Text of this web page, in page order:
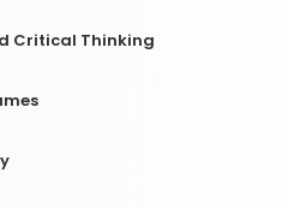
Critical Thinking